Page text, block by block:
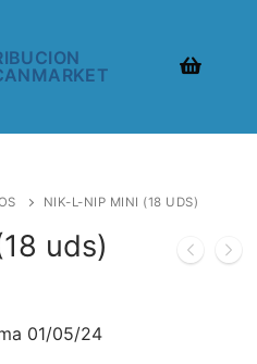
NIK-L-NIP MINI (18 UDS)
uds)
01/05/24